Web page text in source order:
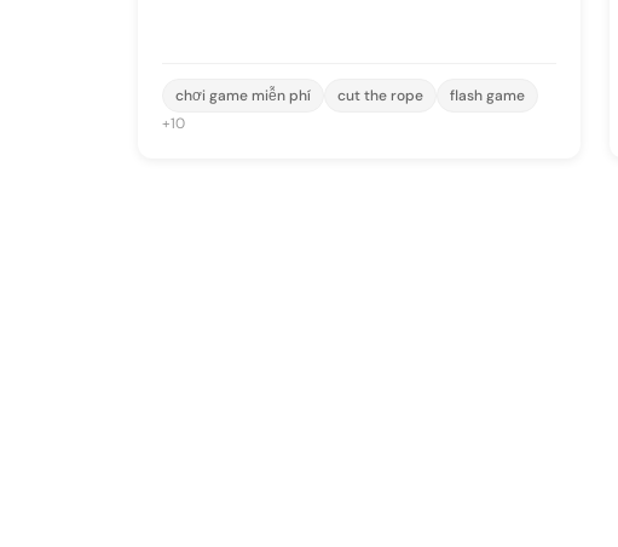
chơi game miễn phí cut the rope
flash game
+10